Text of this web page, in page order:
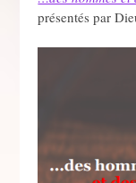
présentés par